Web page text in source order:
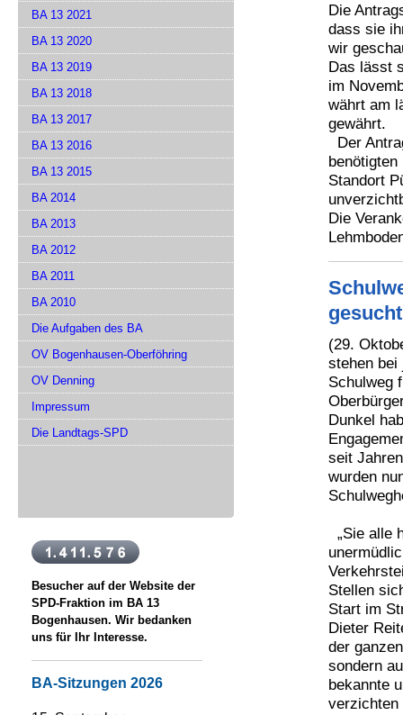
Die
dass sie
wir
Das lässt
im
währt am
gewährt.
Der
Standort
Die
gesucht
(29.
stehen bei
Schulweg
Dunkel
seit
wurden
„Sie alle
Stellen
Start im
Dieter
der
sondern
bekannte
verzichten
BA 13 2021
BA 13 2020
BA 13 2019
BA 13 2018
BA 13 2017
BA 13 2016
BA 13 2015
BA 2014
BA 2013
BA 2012
BA 2011
BA 2010
Die Aufgaben des BA
OV Bogenhausen-Oberföhring
OV Denning
Impressum
Die Landtags-SPD
Besucher auf der Website der
SPD-Fraktion im BA 13
Bogenhausen. Wir bedanken
uns für Ihr Interesse.
BA-Sitzungen 2026